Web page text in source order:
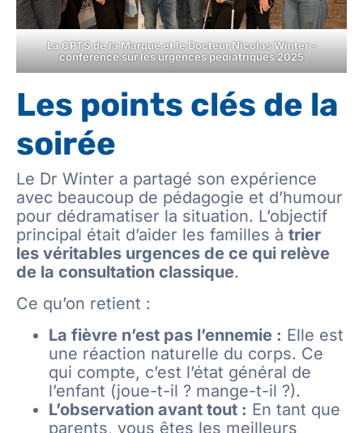
La CPTS de la Marque et le Docteur Nicolas Winter –
conférence sur les urgences pédiatriques 2025
Les points clés de la
soirée
Le Dr Winter a partagé son expérience
avec beaucoup de pédagogie et d’humour
pour dédramatiser la situation. L’objectif
principal était d’aider les familles à trier
les véritables urgences de ce qui relève
de la consultation classique.
Ce qu’on retient :
La fièvre n’est pas l’ennemie : Elle est
une réaction naturelle du corps. Ce
qui compte, c’est l’état général de
l’enfant (joue-t-il ? mange-t-il ?).
L’observation avant tout : En tant que
parents, vous êtes les meilleurs